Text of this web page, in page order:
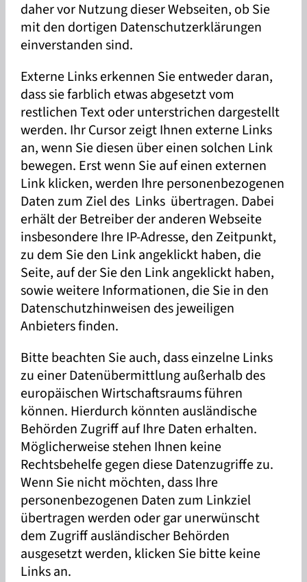
daher vor Nutzung dieser Webseiten, ob Sie
mit den dortigen Datenschutzerklärungen
einverstanden sind.
Externe Links erkennen Sie entweder daran,
dass sie farblich etwas abgesetzt vom
restlichen Text oder unterstrichen dargestellt
werden. Ihr Cursor zeigt Ihnen externe Links
an, wenn Sie diesen über einen solchen Link
bewegen. Erst wenn Sie auf einen externen
Link klicken, werden Ihre personenbezogenen
Daten zum Ziel des Links übertragen. Dabei
erhält der Betreiber der anderen Webseite
insbesondere Ihre IP-Adresse, den Zeitpunkt,
zu dem Sie den Link angeklickt haben, die
Seite, auf der Sie den Link angeklickt haben,
sowie weitere Informationen, die Sie in den
Datenschutzhinweisen des jeweiligen
Anbieters finden.
Bitte beachten Sie auch, dass einzelne Links
zu einer Datenübermittlung außerhalb des
europäischen Wirtschaftsraums führen
können. Hierdurch könnten ausländische
Behörden Zugriff auf Ihre Daten erhalten.
Möglicherweise stehen Ihnen keine
Rechtsbehelfe gegen diese Datenzugriffe zu.
Wenn Sie nicht möchten, dass Ihre
personenbezogenen Daten zum Linkziel
übertragen werden oder gar unerwünscht
dem Zugriff ausländischer Behörden
ausgesetzt werden, klicken Sie bitte keine
Links an.